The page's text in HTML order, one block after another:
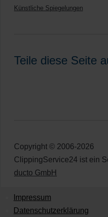
Künstliche Spiegelungen
Teile diese Seite
Copyright © 2006-2026
ClippingService24 ist ein
ducto GmbH
Impressum
Datenschutzerklärung